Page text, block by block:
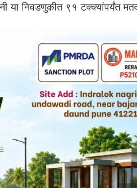
या निवडणुकीत ९१ टक्क्यांपर्यंत